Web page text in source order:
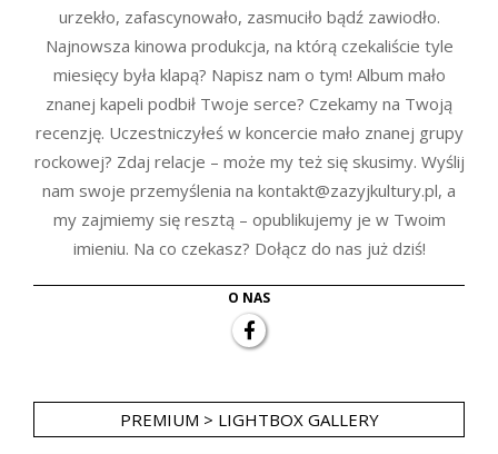
urzekło, zafascynowało, zasmuciło bądź zawiodło.
Najnowsza kinowa produkcja, na którą czekaliście tyle
miesięcy była klapą? Napisz nam o tym! Album mało
znanej kapeli podbił Twoje serce? Czekamy na Twoją
recenzję. Uczestniczyłeś w koncercie mało znanej grupy
rockowej? Zdaj relacje – może my też się skusimy. Wyślij
nam swoje przemyślenia na kontakt@zazyjkultury.pl, a
my zajmiemy się resztą – opublikujemy je w Twoim
imieniu. Na co czekasz? Dołącz do nas już dziś!
O NAS
PREMIUM > LIGHTBOX GALLERY